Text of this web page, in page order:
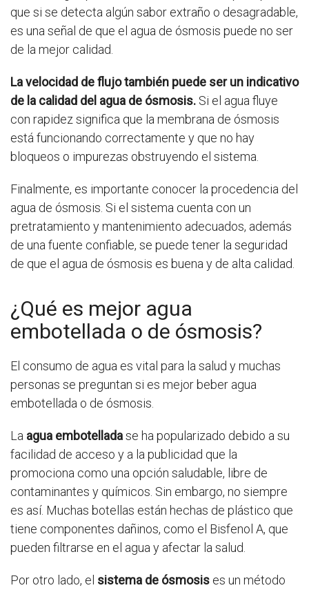
que si se detecta algún sabor extraño o desagradable,
es una señal de que el agua de ósmosis puede no ser
de la mejor calidad.
La velocidad de flujo también puede ser un indicativo
de la calidad del agua de ósmosis. Si el agua fluye
con rapidez significa que la membrana de ósmosis
está funcionando correctamente y que no hay
bloqueos o impurezas obstruyendo el sistema.
Finalmente, es importante conocer la procedencia del
agua de ósmosis. Si el sistema cuenta con un
pretratamiento y mantenimiento adecuados, además
de una fuente confiable, se puede tener la seguridad
de que el agua de ósmosis es buena y de alta calidad.
¿Qué es mejor agua
embotellada o de ósmosis?
El consumo de agua es vital para la salud y muchas
personas se preguntan si es mejor beber agua
embotellada o de ósmosis.
La agua embotelladase ha popularizado debido a su
facilidad de acceso y a la publicidad que la
promociona como una opción saludable, libre de
contaminantes y químicos. Sin embargo, no siempre
es así. Muchas botellas están hechas de plástico que
tiene componentes dañinos, como el Bisfenol A, que
pueden filtrarse en el agua y afectar la salud.
Por otro lado, el sistema de ósmosis es un método